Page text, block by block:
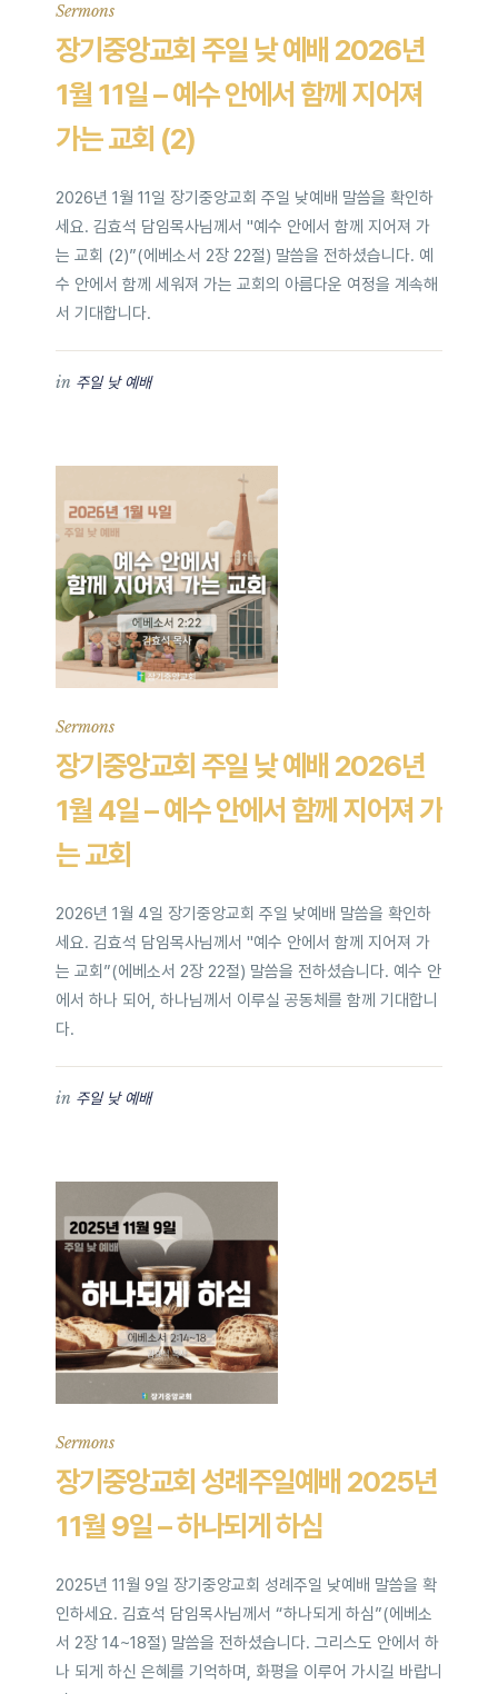
Sermons
장기중앙교회 주일 낮 예배 2026년
1월 11일 – 예수 안에서 함께 지어져
가는 교회 (2)
2026년 1월 11일 장기중앙교회 주일 낮예배 말씀을 확인하
세요. 김효석 담임목사님께서 "예수 안에서 함께 지어져 가
는 교회 (2)”(에베소서 2장 22절) 말씀을 전하셨습니다. 예
수 안에서 함께 세워져 가는 교회의 아름다운 여정을 계속해
서 기대합니다.
in 주일 낮 예배
Sermons
장기중앙교회 주일 낮 예배 2026년
1월 4일 – 예수 안에서 함께 지어져 가
는 교회
2026년 1월 4일 장기중앙교회 주일 낮예배 말씀을 확인하
세요. 김효석 담임목사님께서 "예수 안에서 함께 지어져 가
는 교회”(에베소서 2장 22절) 말씀을 전하셨습니다. 예수 안
에서 하나 되어, 하나님께서 이루실 공동체를 함께 기대합니
다.
in 주일 낮 예배
Sermons
장기중앙교회 성례주일예배 2025년
11월 9일 – 하나되게 하심
2025년 11월 9일 장기중앙교회 성례주일 낮예배 말씀을 확
인하세요. 김효석 담임목사님께서 “하나되게 하심”(에베소
서 2장 14~18절) 말씀을 전하셨습니다. 그리스도 안에서 하
나 되게 하신 은혜를 기억하며, 화평을 이루어 가시길 바랍니